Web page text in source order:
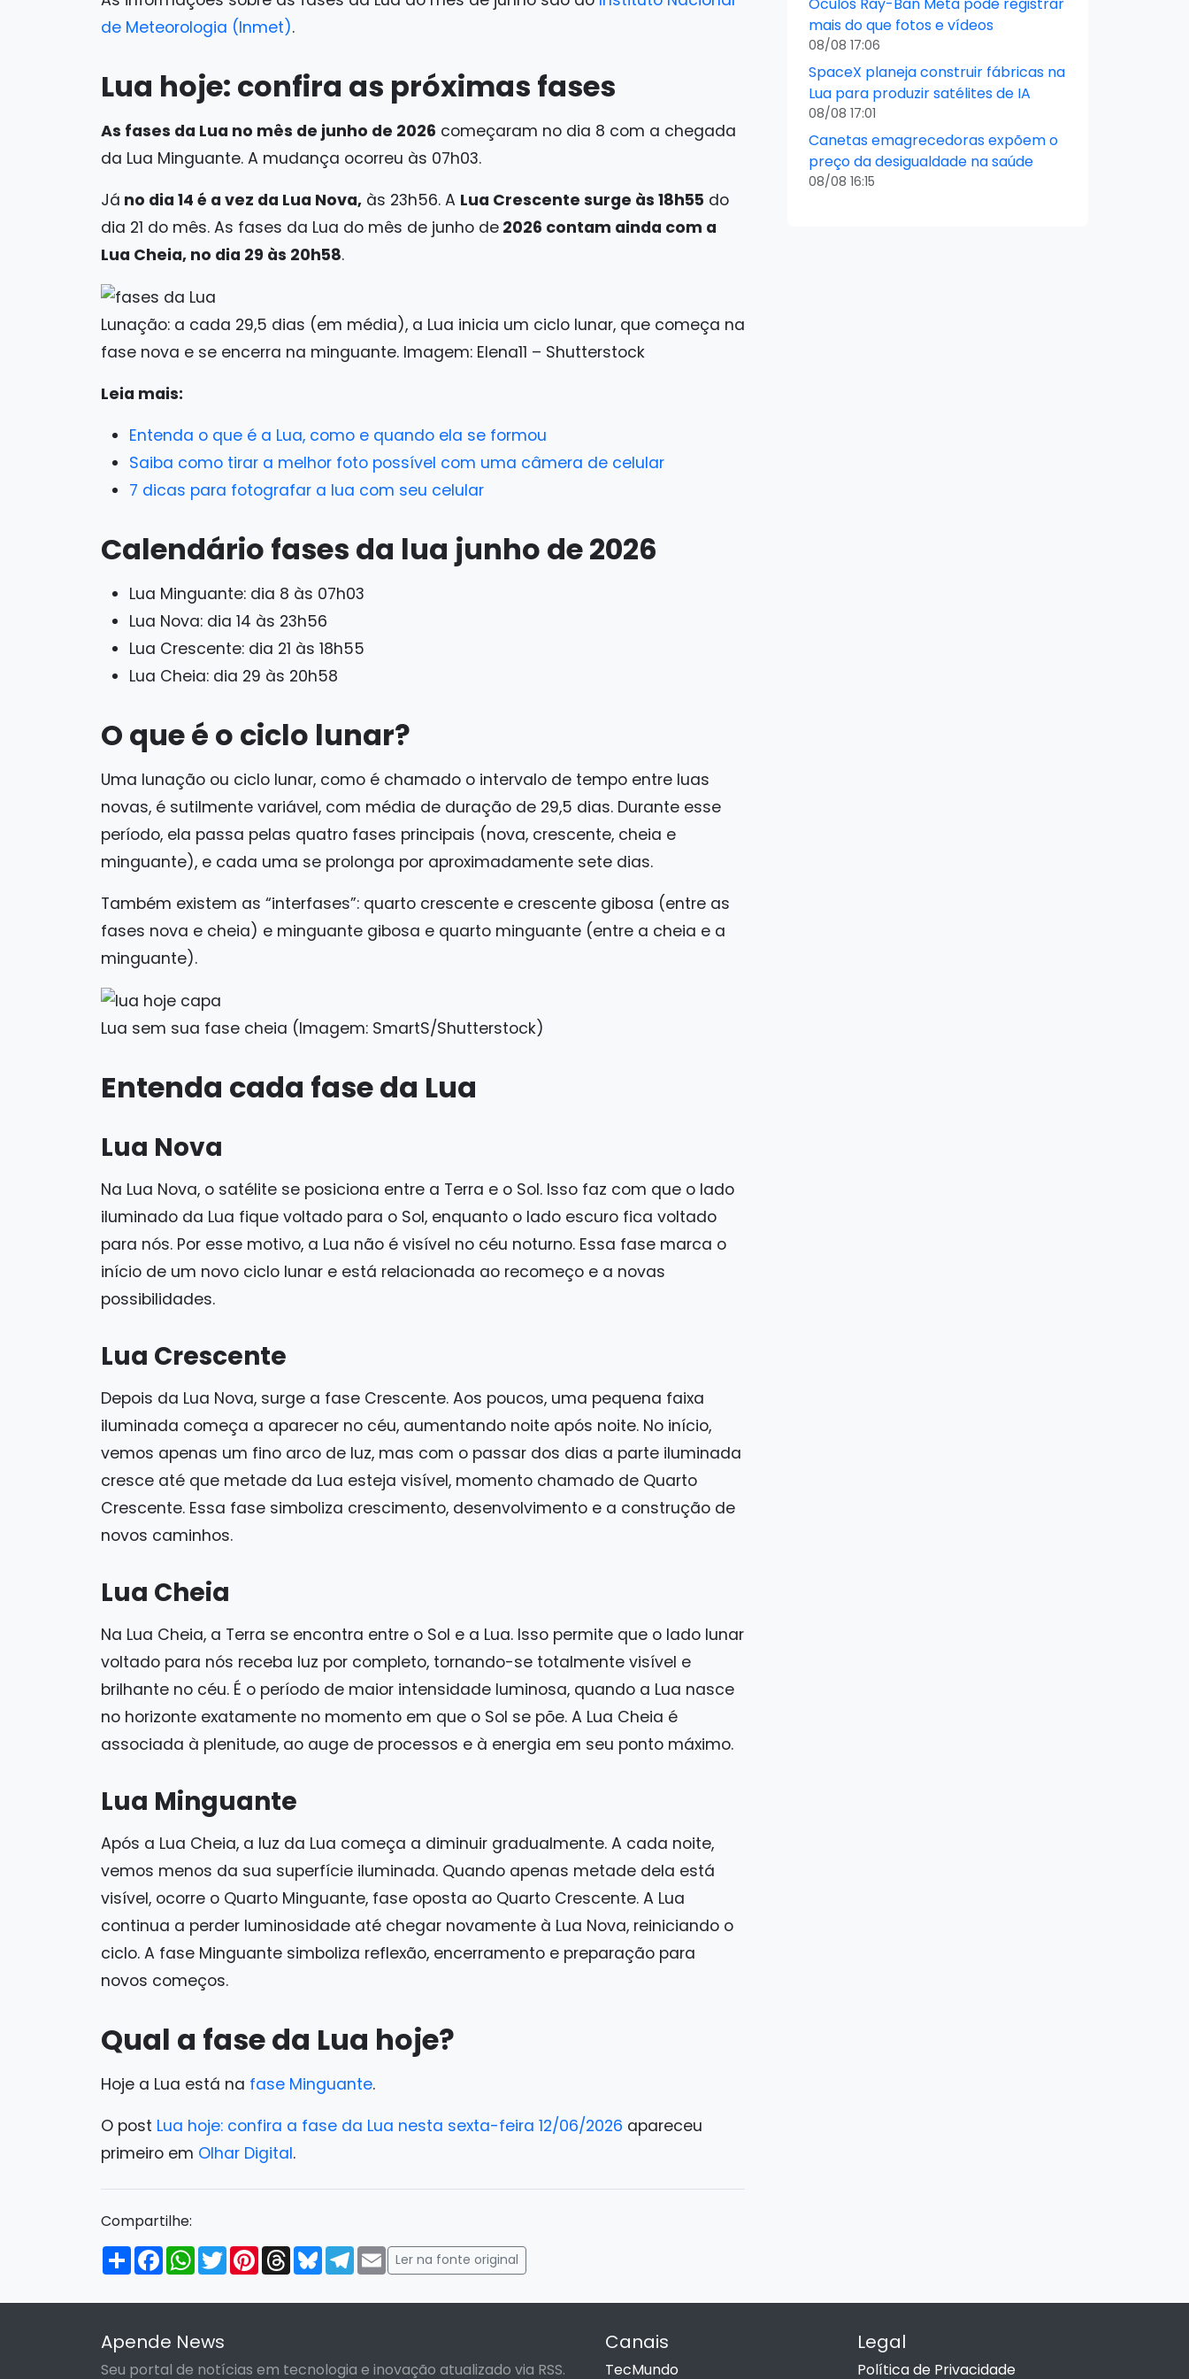
de Meteorologia (Inmet).
Lua hoje: confira as próximas fases
As fases da Lua no mês de junho de 2026 começaram no dia 8 com a chegada
da Lua Minguante. A mudança ocorreu às 07h03.
Já no dia 14 é a vez da Lua Nova, às 23h56. A Lua Crescente surge às 18h55 do
dia 21 do mês. As fases da Lua do mês de junho de 2026 contam ainda com a
Lua Cheia, no dia 29 às 20h58.
Lunação: a cada 29,5 dias (em média), a Lua inicia um ciclo lunar, que começa na
fase nova e se encerra na minguante. Imagem: Elena11 – Shutterstock
Leia mais:
Entenda o que é a Lua, como e quando ela se formou
Saiba como tirar a melhor foto possível com uma câmera de celular
7 dicas para fotografar a lua com seu celular
Calendário fases da lua junho de 2026
Lua Minguante: dia 8 às 07h03
Lua Nova: dia 14 às 23h56
Lua Crescente: dia 21 às 18h55
Lua Cheia: dia 29 às 20h58
O que é o ciclo lunar?
Uma lunação ou ciclo lunar, como é chamado o intervalo de tempo entre luas
novas, é sutilmente variável, com média de duração de 29,5 dias. Durante esse
período, ela passa pelas quatro fases principais (nova, crescente, cheia e
minguante), e cada uma se prolonga por aproximadamente sete dias.
Também existem as “interfases”: quarto crescente e crescente gibosa (entre as
fases nova e cheia) e minguante gibosa e quarto minguante (entre a cheia e a
minguante).
Lua sem sua fase cheia (Imagem: SmartS/Shutterstock)
Entenda cada fase da Lua
Lua Nova
Na Lua Nova, o satélite se posiciona entre a Terra e o Sol. Isso faz com que o lado
iluminado da Lua fique voltado para o Sol, enquanto o lado escuro fica voltado
para nós. Por esse motivo, a Lua não é visível no céu noturno. Essa fase marca o
início de um novo ciclo lunar e está relacionada ao recomeço e a novas
possibilidades.
Lua Crescente
Depois da Lua Nova, surge a fase Crescente. Aos poucos, uma pequena faixa
iluminada começa a aparecer no céu, aumentando noite após noite. No início,
vemos apenas um fino arco de luz, mas com o passar dos dias a parte iluminada
cresce até que metade da Lua esteja visível, momento chamado de Quarto
Crescente. Essa fase simboliza crescimento, desenvolvimento e a construção de
novos caminhos.
Lua Cheia
Na Lua Cheia, a Terra se encontra entre o Sol e a Lua. Isso permite que o lado lunar
voltado para nós receba luz por completo, tornando-se totalmente visível e
brilhante no céu. É o período de maior intensidade luminosa, quando a Lua nasce
no horizonte exatamente no momento em que o Sol se põe. A Lua Cheia é
associada à plenitude, ao auge de processos e à energia em seu ponto máximo.
Lua Minguante
Após a Lua Cheia, a luz da Lua começa a diminuir gradualmente. A cada noite,
vemos menos da sua superfície iluminada. Quando apenas metade dela está
visível, ocorre o Quarto Minguante, fase oposta ao Quarto Crescente. A Lua
continua a perder luminosidade até chegar novamente à Lua Nova, reiniciando o
ciclo. A fase Minguante simboliza reflexão, encerramento e preparação para
novos começos.
Qual a fase da Lua hoje?
Hoje a Lua está na fase Minguante.
O post Lua hoje: confira a fase da Lua nesta sexta-feira 12/06/2026 apareceu
primeiro em Olhar Digital.
Compartilhe:
Compartilhar
FacebookWhatsApp
TwitterPinterestThreadsBlueskyTelegram
Email
Ler na fonte original
mais do que fotos e vídeos
08/08 17:06
SpaceX planeja construir fábricas na
Lua para produzir satélites de IA
08/08 17:01
Canetas emagrecedoras expõem o
preço da desigualdade na saúde
08/08 16:15
Apende News
Seu portal de notícias em tecnologia e inovação atualizado via RSS.
Canais
TecMundo
Legal
Política de Privacidade